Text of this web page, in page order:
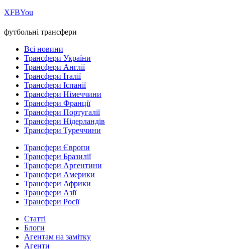
ХFBYou
футбольні трансфери
Всі новини
Трансфери України
Трансфери Англії
Трансфери Італії
Трансфери Іспанії
Трансфери Німеччини
Трансфери Франції
Трансфери Португалії
Трансфери Нідерландів
Трансфери Туреччини
Трансфери Європи
Трансфери Бразилії
Трансфери Аргентини
Трансфери Америки
Трансфери Африки
Трансфери Азії
Трансфери Росії
Статті
Блоги
Агентам на замітку
Агенти